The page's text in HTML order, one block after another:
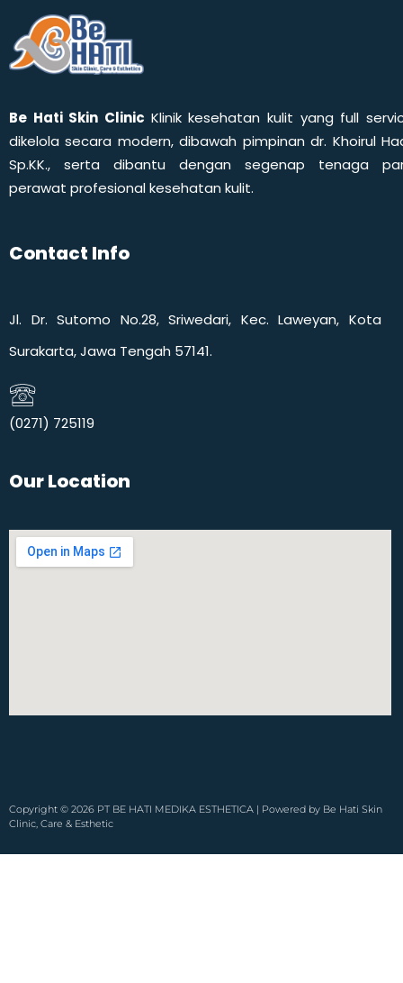
Be Hati Skin Clinic Klinik kesehatan kulit yang full
dikelola secara modern, dibawah pimpinan dr. Khoirul
Sp.KK., serta dibantu dengan segenap tenaga
perawat profesional kesehatan kulit.
Contact Info
Jl. Dr. Sutomo No.28, Sriwedari, Kec. Laweyan, Kota
Surakarta, Jawa Tengah 57141.
(0271) 725119​
Our Location
Copyright © 2026 PT BE HATI MEDIKA ESTHETICA | Powered by Be Hati Skin
Clinic, Care & Esthetic